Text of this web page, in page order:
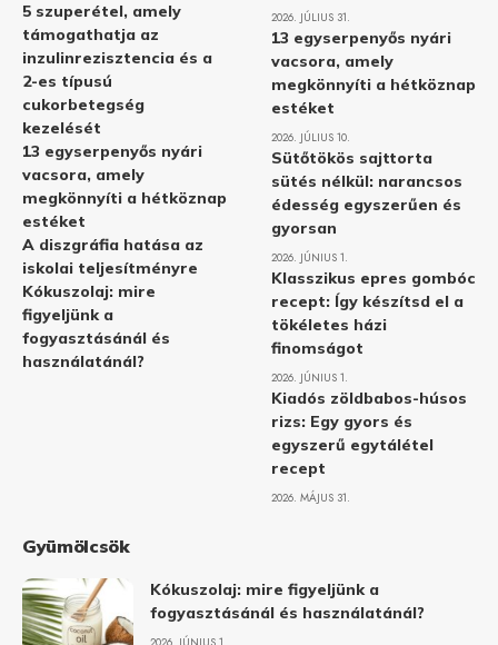
5 szuperétel, amely
támogathatja az
inzulinrezisztencia és a
2-es típusú
cukorbetegség
kezelését
13 egyserpenyős nyári
vacsora, amely
megkönnyíti a hétköznap
estéket
A diszgráfia hatása az
iskolai teljesítményre
Kókuszolaj: mire
figyeljünk a
fogyasztásánál és
használatánál?
2026. JÚLIUS 31.
13 egyserpenyős nyári
vacsora, amely
megkönnyíti a hétköznap
estéket
2026. JÚLIUS 10.
Sütőtökös sajttorta
sütés nélkül: narancsos
édesség egyszerűen és
gyorsan
2026. JÚNIUS 1.
Klasszikus epres gombóc
recept: Így készítsd el a
tökéletes házi
finomságot
2026. JÚNIUS 1.
Kiadós zöldbabos-húsos
rizs: Egy gyors és
egyszerű egytálétel
recept
2026. MÁJUS 31.
Gyümölcsök
Kókuszolaj: mire figyeljünk a
fogyasztásánál és használatánál?